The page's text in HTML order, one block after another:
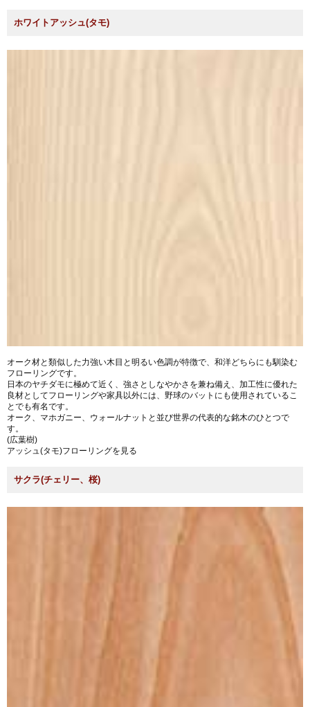
ホワイトアッシュ(タモ)
オーク材と類似した力強い木目と明るい色調が特徴で、和洋どちらにも馴染む
フローリングです。
日本のヤチダモに極めて近く、強さとしなやかさを兼ね備え、加工性に優れた
良材としてフローリングや家具以外には、野球のバットにも使用されているこ
とでも有名です。
オーク、マホガニー、ウォールナットと並び世界の代表的な銘木のひとつで
す。
(広葉樹)
アッシュ(タモ)フローリングを見る
サクラ(チェリー、桜)